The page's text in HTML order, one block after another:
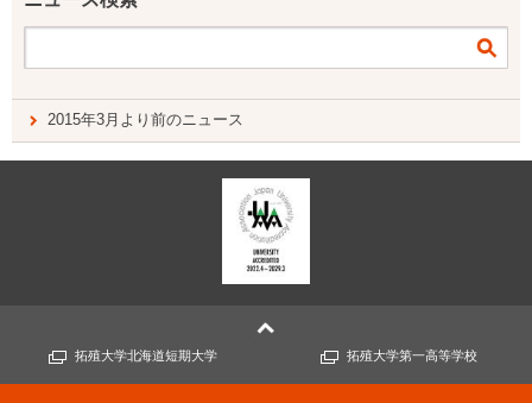
2015年3月より前のニュース
拓殖大学北海道短期大学 拓殖大学第一高等学校